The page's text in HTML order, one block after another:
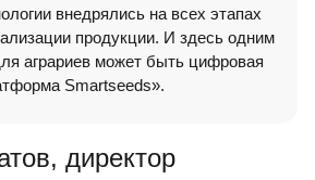
внедрялись на всех этапах
продукции. И здесь одним
аграриев может быть цифровая
Smartseeds».
директор